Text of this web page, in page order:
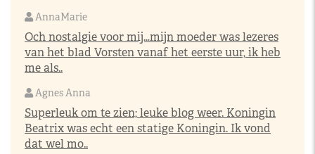
AnnaMarie
Och nostalgie voor mij…mijn moeder was lezeres
van het blad Vorsten vanaf het eerste uur, ik heb
me als..
Agnes Anna
Superleuk om te zien; leuke blog weer. Koningin
Beatrix was echt een statige Koningin. Ik vond
dat wel mo..